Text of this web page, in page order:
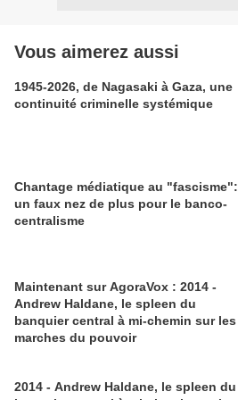
Vous aimerez aussi
1945-2026, de Nagasaki à Gaza, une
continuité criminelle systémique
Chantage médiatique au "fascisme":
un faux nez de plus pour le banco-
centralisme
Maintenant sur AgoraVox : 2014 -
Andrew Haldane, le spleen du
banquier central à mi-chemin sur les
marches du pouvoir
2014 - Andrew Haldane, le spleen du